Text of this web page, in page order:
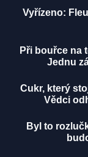
Vyřízeno:
Při bouřce na
Jednu
Cukr, který
Vědci
Byl to